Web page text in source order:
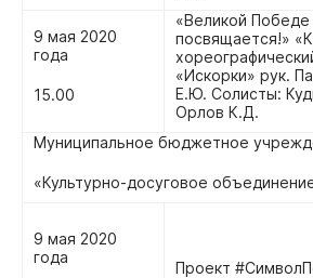
9 мая 2020
года
15.00
«Великой Победе
посвящается!»
«Искорки» рук.
Е.Ю. Солисты:
Орлов К.Д.
Муниципальное бюджетное
«Культурно-досуговое
9 мая 2020
года
Проект